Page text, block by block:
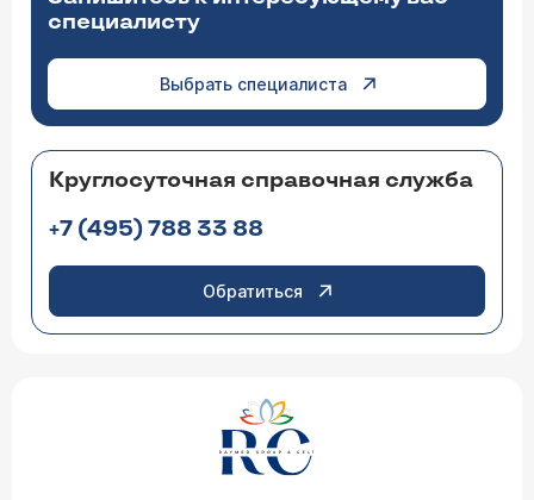
специалисту
Выбрать специалиста
Круглосуточная справочная служба
+7 (495) 788 33 88
Обратиться